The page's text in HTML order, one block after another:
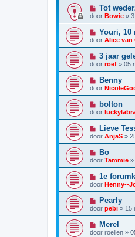
Tot
door Bowie »
Youri, 10
door Alice van
3 jaar
door roef » 05
Benny
door
bolton
door
Lieve
door AnjaS »
Bo
door Tammie »
1e
door Henny--
Pearly
door pebi » 15
Merel
door roelien »